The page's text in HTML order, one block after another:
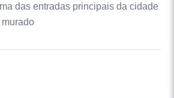
das entradas principais da cidade